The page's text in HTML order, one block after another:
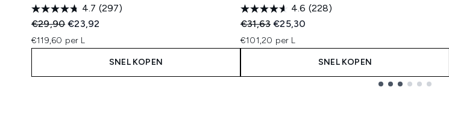
4.7 (297)
Recommended Retail Price:
€29,90Huidige prijs:
€23,92
€119,60 per L
SNEL KOPEN
4.6 (228)
Recommended Retail Price:
€31,63Huidige prijs:
€25,30
€101,20 per L
SNEL KOPEN